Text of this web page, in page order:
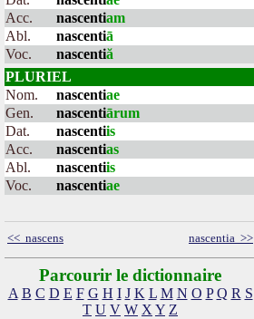
Acc.
nascentiam
Abl.
nascentiā
Voc.
nascentiă
PLURIEL
Nom.
nascentiae
Gen.
nascentiārum
Dat.
nascentiis
Acc.
nascentias
Abl.
nascentiis
Voc.
nascentiae
<< nascens nascentia >>
Parcourir le dictionnaire
A B C D E F G H I J K L M N O P Q R S
T U V W X Y Z